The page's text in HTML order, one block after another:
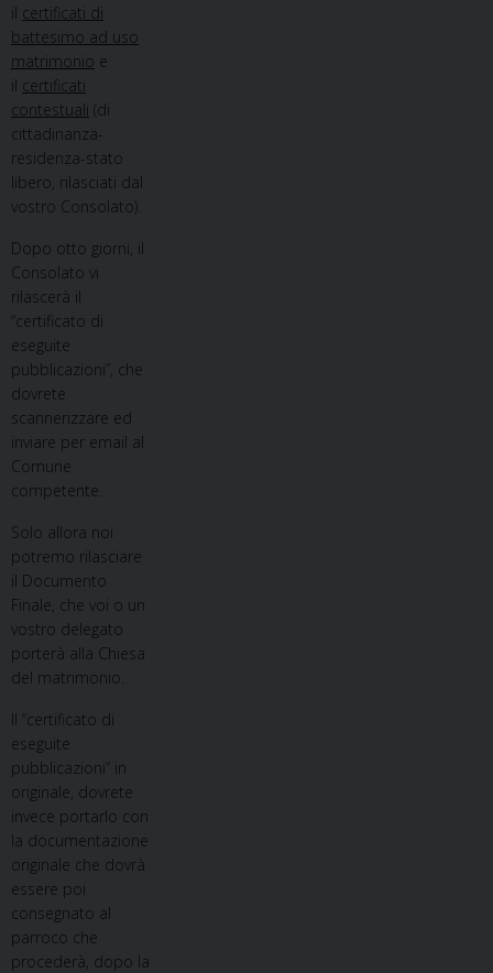
il certificati di
battesimo ad uso
matrimonio e
il certificati
contestuali (di
cittadinanza-
residenza-stato
libero, rilasciati dal
vostro Consolato).
Dopo otto giorni, il
Consolato vi
rilascerà il
“certificato di
eseguite
pubblicazioni”, che
dovrete
scannerizzare ed
inviare per email al
Comune
competente.
Solo allora noi
potremo rilasciare
il Documento
Finale, che voi o un
vostro delegato
porterà alla Chiesa
del matrimonio.
Il “certificato di
eseguite
pubblicazioni” in
originale, dovrete
invece portarlo con
la documentazione
originale che dovrà
essere poi
consegnato al
parroco che
procederà, dopo la